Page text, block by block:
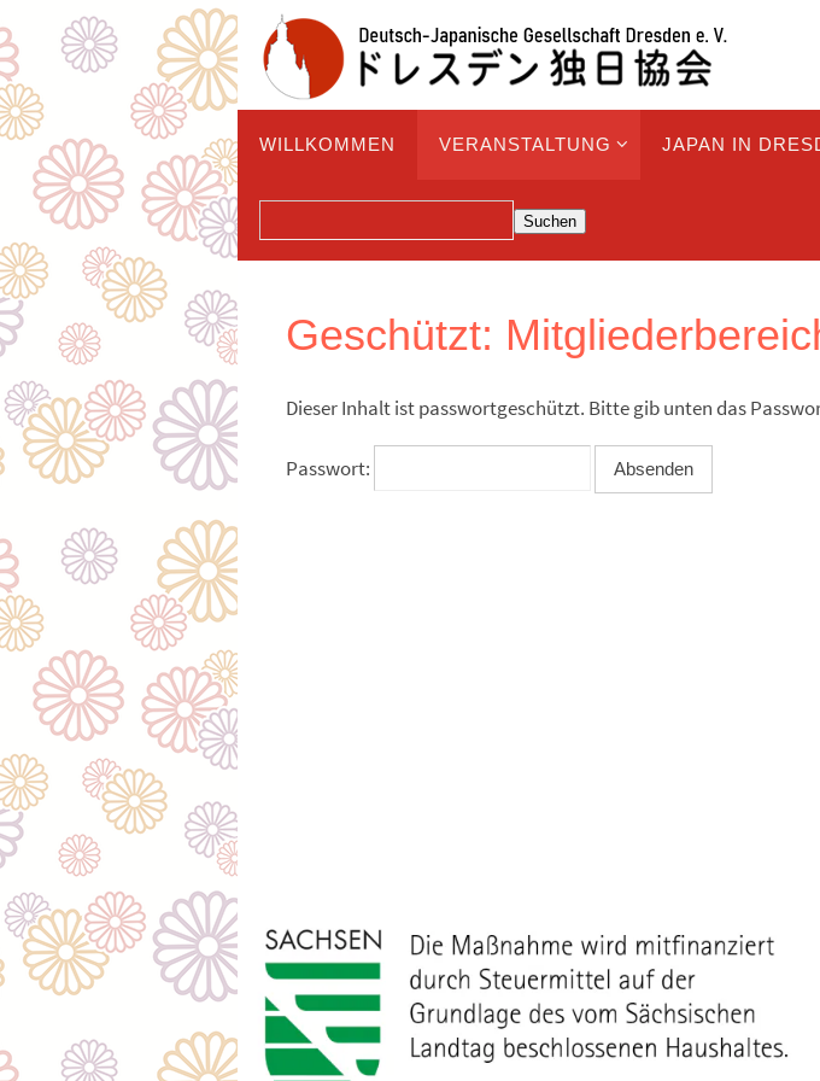
Inhalt
springen
Inhalt
springen
WILLKOMMEN VERANSTALTUNG JAPAN IN
Suchen
Geschützt:
Dieser Inhalt ist passwortgeschützt. Bitte gib unten das
Passwort: